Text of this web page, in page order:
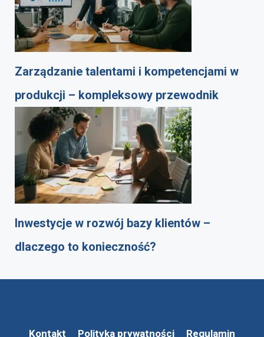
Zarządzanie talentami i kompetencjami w
produkcji – kompleksowy przewodnik
Inwestycje w rozwój bazy klientów –
dlaczego to konieczność?
Kontakt Polityka prywatności Regulamin